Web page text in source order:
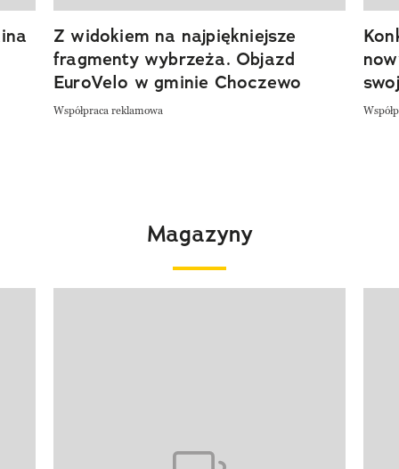
Z widokiem na najpiękniejsze
fragmenty wybrzeża. Objazd
EuroVelo w gminie Choczewo
Współpraca reklamowa
Magazyny